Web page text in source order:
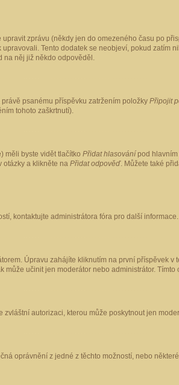
zprávu (někdy jen do omezeného času po
Tento dodatek se neobjeví, pokud zatím
na něj již někdo odpověděl.
psanému příspěvku zatržením položky Připojit
tohoto zaškrtnutí).
měli byste vidět tlačítko Přidat hlasování pod
otázky a klikněte na Přidat odpověď. Můžete také
kontaktujte administrátora fóra pro další informace.
Úpravu zahájíte kliknutím na první příspěvek
učinit jen moderátor nebo administrátor.
autorizaci, kterou může poskytnout jen
oprávnění z jedné z těchto možností, nebo